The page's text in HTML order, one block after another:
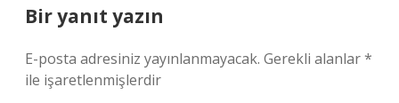
Bir yanıt yazın
E-posta adresiniz yayınlanmayacak. Gerekli alanlar*
ile işaretlenmişlerdir